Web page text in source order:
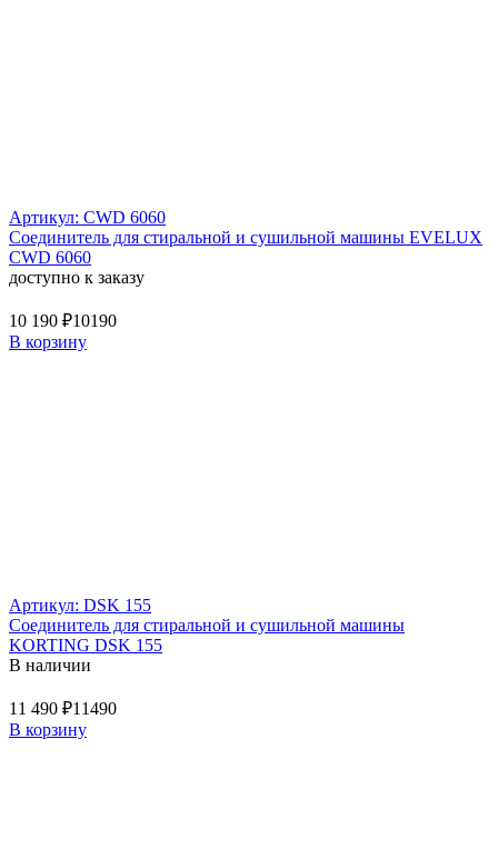
Артикул: CWD 6060
Соединитель для стиральной и сушильной машины EVELUX
CWD 6060
доступно к заказу
10 190 ₽10190
В корзину
Артикул: DSK 155
Соединитель для стиральной и сушильной машины
KORTING DSK 155
В наличии
11 490 ₽11490
В корзину